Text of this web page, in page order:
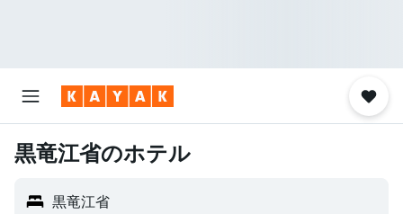
黒竜江省のホテル
黒竜江省